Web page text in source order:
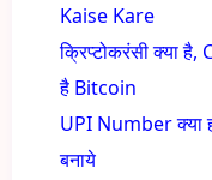
Kaise Kare
क्रिप्टोकरंसी क्या
है Bitcoin
UPI Number क्या
बनाये